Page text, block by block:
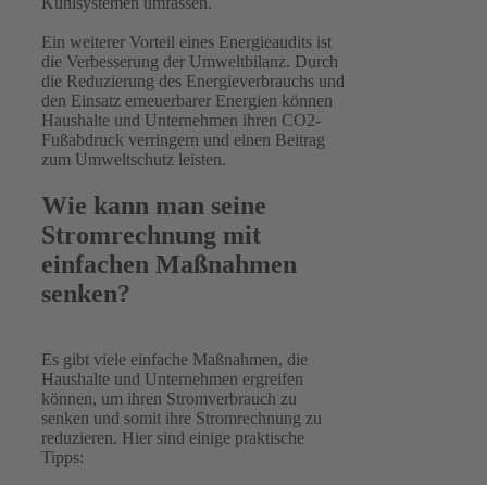
Ein weiterer Vorteil eines Energieaudits ist
die Verbesserung der Umweltbilanz. Durch
die Reduzierung des Energieverbrauchs und
den Einsatz erneuerbarer Energien können
Haushalte und Unternehmen ihren CO2-
Fußabdruck verringern und einen Beitrag
zum Umweltschutz leisten.
Wie kann man seine
Stromrechnung mit
einfachen Maßnahmen
senken?
Es gibt viele einfache Maßnahmen, die
Haushalte und Unternehmen ergreifen
können, um ihren Stromverbrauch zu
senken und somit ihre Stromrechnung zu
reduzieren. Hier sind einige praktische
Tipps: